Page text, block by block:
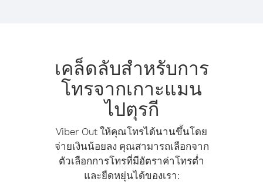
เคล็ดลับสำหรับการ
โทรจากเกาะแมน
ไปตุรกี
Viber Out ให้คุณโทรได้นานขึ้นโดย
จ่ายเงินน้อยลง คุณสามารถเลือกจาก
ตัวเลือกการโทรที่มีอัตราค่าโทรต่ำ
และยืดหยุ่นได้ของเรา: